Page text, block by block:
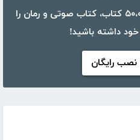
با اپلیکیشن کتابراه، بیش از ۵۰،۰۰۰ کتاب، کتاب صوتی و رمان را
داشته باشید!
نصب رایگان